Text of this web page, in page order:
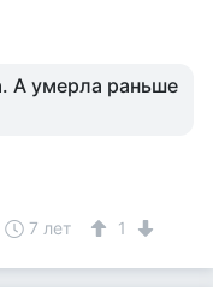
А умерла раньше
7 лет 1